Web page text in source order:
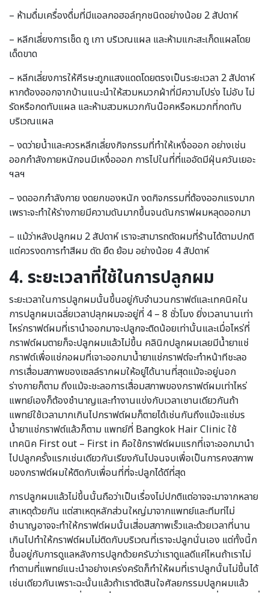
– ห้ามดื่มเครื่องดื่มที่มีแอลกอฮอล์ทุกชนิดอย่างน้อย 2 สัปดาห์
– หลีกเลี่ยงการเช็ด ถู เกา บริเวณแผล และห้ามแกะสะเก็ดแผลโดย
เด็ดขาด
– หลีกเลี่ยงการให้ศีรษะถูกแสงแดดโดยตรงเป็นระยะเวลา 2 สัปดาห์
หากต้องออกจากบ้านแนะนำให้สวมหมวกผ้าที่มีความโปร่ง ไม่อับ ไม่
รัดหรือกดทับแผล และห้ามสวมหมวกกันน๊อคหรือหมวกที่กดทับ
บริเวณแผล
– งดว่ายน้ำและควรหลีกเลี่ยงกิจกรรมที่ทำให้เหงื่อออก อย่างเช่น
ออกกำลังกายหนักจนมีเหงื่อออก การไปในที่ที่แออัดมีฝุ่นควันเยอะ
ฯลฯ
– งดออกกำลังกาย งดยกของหนัก งดกิจกรรมที่ต้องออกแรงมาก
เพราะจะทำให้ร่างกายมีความดันมากขึ้นจนดันกราฟผมหลุดออกมา
– แม้ว่าหลังปลูกผม 2 สัปดาห์ เราจะสามารถตัดผมที่ร้านได้ตามปกติ
แต่ควรงดการทำสีผม ดัด ยืด ย้อม อย่างน้อย 4 สัปดาห์
4.ระยะเวลาที่ใช้ในการปลูกผม
ระยะเวลาในการปลูกผมนั้นขึ้นอยู่กับจำนวนกราฟต์และเทคนิคใน
การปลูกผมเฉลี่ยเวลาปลุกผมจะอยู่ที่ 4 – 8 ชั่วโมง ยิ่งเวลานานเท่า
ไหร่กราฟต์ผมที่เรานำออกมาจะปลูกจะติดน้อยเท่านั้นและเมื่อไหร่ที่
กราฟต์ผมตายก็จะปลูกผมแล้วไม่ขึ้น คลินิกปลูกผมเลยมีน้ำยาแช่
กราฟต์เพื่อแช่กอผมที่เจาะออกมาน้ำยาแช่กราฟต์จะทำหน้าทีชะลอ
การเสื่อมสภาพของเซลล์รากผมให้อยู่ได้นานที่สุดแม้จะอยู่นอก
ร่างกายก็ตาม ถึงแม้จะชะลอการเสื่อมสภาพของกราฟต์ผมเท่าไหร่
แพทย์เองก็ต้องชำนาญและทำงานแข่งกับเวลาเชานเดียวกันถ้า
แพทย์ใช้เวลามากเกินไปกราฟต์ผมก็ตายได้เช่นกันถึงแม้จะแช่มร
น้ำยาแช่กราฟต์แล้วก็ตาม แพทย์ที่ Bangkok Hair Clinic ใช้
เทคนิค First out – First in คือใช้กราฟต์ผมแรกที่เจาะออกมานำ
ไปปลูกครั้งแรกเช่นเดียวกันเรียงกันไปจนจบเพื่อเป็นการคงสภาพ
ของกราฟต์ผมให้ติดกับเพื่อนที่ที่จะปลูกได้ดีที่สุด
การปลูกผมแล้วไม่ขึ้นนั้นถือว่าเป็นเรื่องไม่ปกติแต่อาจจะมาจากหลาย
สาเหตุด้วยกัน แต่สาเหตุหลักส่วนใหญ่มาจากแพทย์และทีมท่ไม่
ชำนาญอาจจะทำให้กราฟต์ผมนั้นเสี่อมสภาพเร็วและด้วยเวลาที่นาน
เกินไปทำให้กราฟต์ผมไม่ติดกับบริเวณที่เราจะปลูกนั่นเอง แต่ทั้งนี้ก
ขึ้นอยู่กับการดูแลหลังการปลูกด้วยครับว่าเราดูแลดีแค่ไหนถ้าเราไม่
ทำตามที่แพทย์แนะนำอย่างเคร่งครัดก็ทำให้ผมที่เราปลูกนั้นไม่ขึ้นได้
เช่นเดียวกันเพราะฉะนั้นแล้วถ้าเราตัดสินใจศัลยกรรมปลูกผมแล้ว